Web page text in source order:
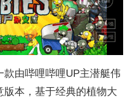
款由哔哩哔哩UP主潜艇伟
本，基于经典的植物大